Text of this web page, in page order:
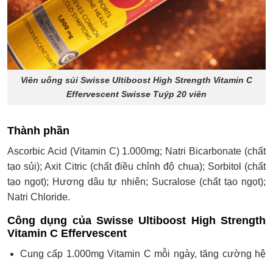
Viên uống sủi Swisse Ultiboost High Strength Vitamin C
Effervescent Swisse Tuýp 20 viên
Thành phần
Ascorbic Acid (Vitamin C) 1.000mg; Natri Bicarbonate (chất
tạo sủi); Axit Citric (chất điều chỉnh độ chua); Sorbitol (chất
tạo ngọt); Hương dâu tự nhiên; Sucralose (chất tạo ngọt);
Natri Chloride.
Công dụng của Swisse Ultiboost High Strength
Vitamin C Effervescent
Cung cấp 1.000mg Vitamin C mỗi ngày, tăng cường hệ